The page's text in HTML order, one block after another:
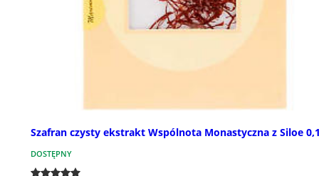
Szafran czysty ekstrakt Wspólnota Monastyczna z Siloe
DOSTĘPNY